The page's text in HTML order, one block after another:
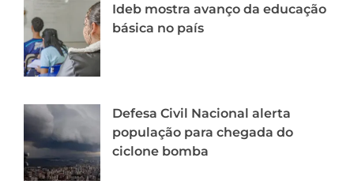
Ideb mostra avanço da educação
básica no país
Defesa Civil Nacional alerta
população para chegada do
ciclone bomba